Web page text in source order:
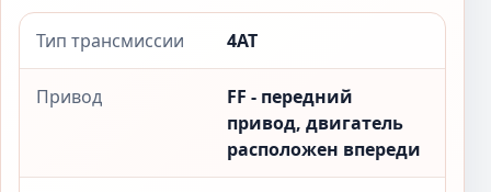
Тип трансмиссии 4AT
Привод
FF - передний
привод, двигатель
расположен впереди